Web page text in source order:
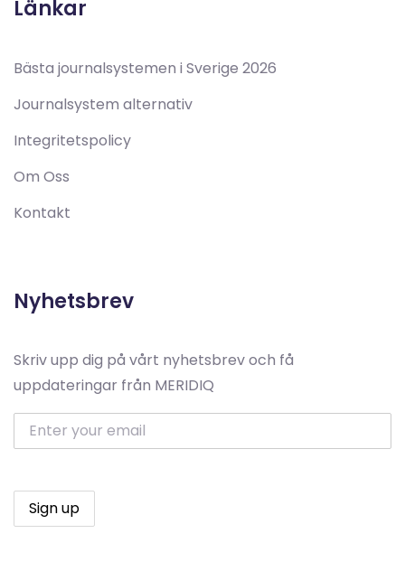
Länkar
Bästa journalsystemen i Sverige 2026
Journalsystem alternativ
Integritetspolicy
Om Oss
Kontakt
Nyhetsbrev
Skriv upp dig på vårt nyhetsbrev och få
uppdateringar från MERIDIQ